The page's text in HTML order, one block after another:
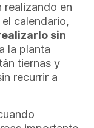
realizando en
calendario,
sin
la planta
tiernas y
recurrir a